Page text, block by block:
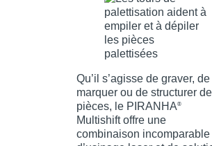
Qu’il s’agisse de graver, de
marquer ou de structurer
pièces, le PIRANHA®
Multishift offre une
combinaison incomparable